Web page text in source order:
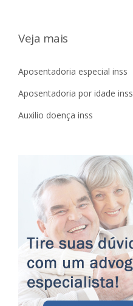
Veja mais
Aposentadoria especial inss
Aposentadoria por idade inss
Auxilio doença inss